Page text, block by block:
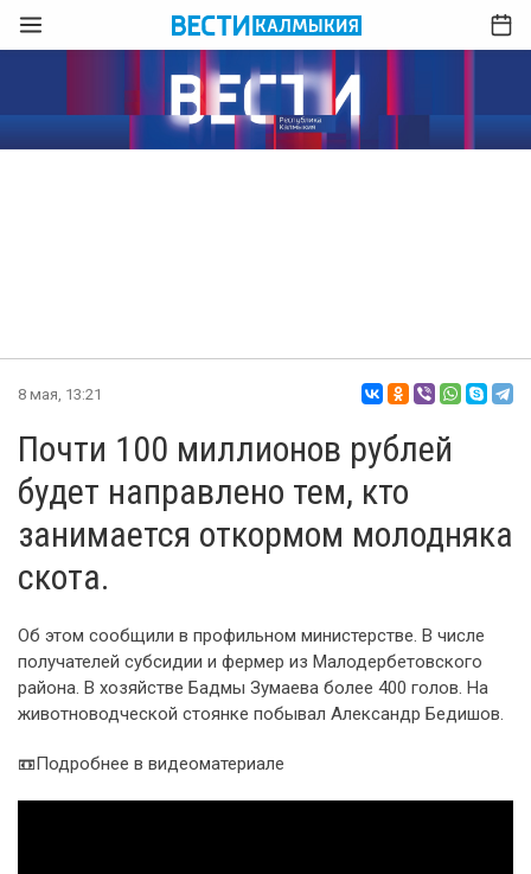
8 мая, 13:21
Почти 100 миллионов рублей
будет направлено тем, кто
занимается откормом молодняка
скота.
Об этом сообщили в профильном министерстве. В числе
получателей субсидии и фермер из Малодербетовского
района. В хозяйстве Бадмы Зумаева более 400 голов. На
животноводческой стоянке побывал Александр Бедишов.
📼Подробнее в видеоматериале